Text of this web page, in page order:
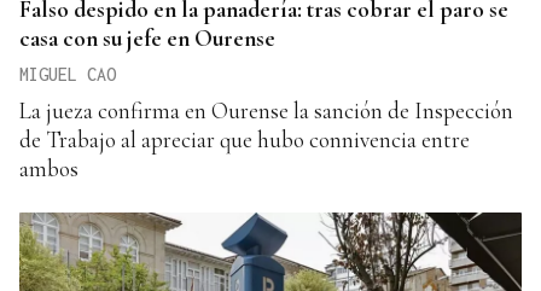
Falso despido en la panadería: tras cobrar el paro se
casa con su jefe en Ourense
MIGUEL CAO
La jueza confirma en Ourense la sanción de Inspección
de Trabajo al apreciar que hubo connivencia entre
ambos